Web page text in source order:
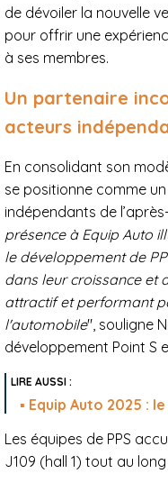
de dévoiler la nouvelle
pour offrir une
à ses membres.
Un partenaire
acteurs
En consolidant son
se positionne comme
indépendants de
présence à Equip Auto
le développement de
dans leur croissance et
attractif et performant
l'automobile", souligne
développement Point S
Equip Auto 2025 :
Les équipes de PPS
J109 (hall 1) tout au